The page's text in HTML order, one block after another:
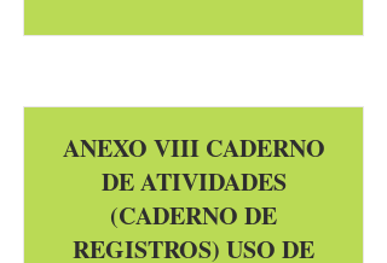
ANEXO VIII CADERNO
DE ATIVIDADES
(CADERNO DE
REGISTROS) USO DE